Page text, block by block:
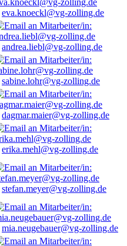
eva.knoeckl@vg-zolling.de
andrea.liebl@vg-zolling.de
sabine.lohr@vg-zolling.de
dagmar.maier@vg-zolling.de
erika.mehl@vg-zolling.de
stefan.meyer@vg-zolling.de
mia.neugebauer@vg-zolling.de